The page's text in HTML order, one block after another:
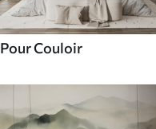
Pour Couloir